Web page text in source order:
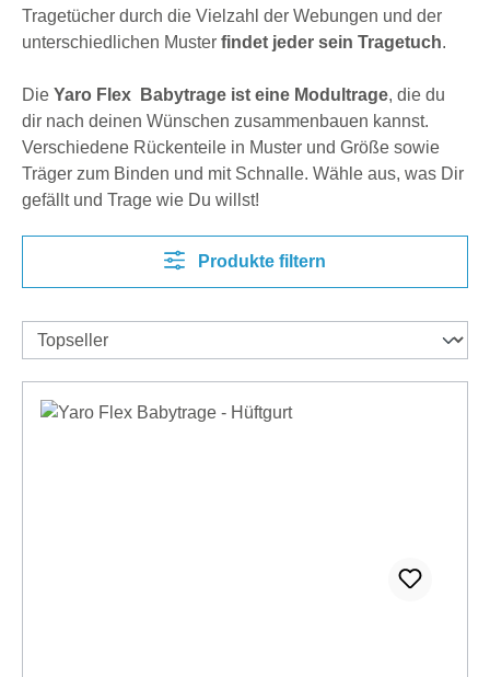
Tragetücher durch die Vielzahl der Webungen und der
unterschiedlichen Muster findet jeder sein Tragetuch.
Die Yaro Flex Babytrage ist eine Modultrage, die du
dir nach deinen Wünschen zusammenbauen kannst.
Verschiedene Rückenteile in Muster und Größe sowie
Träger zum Binden und mit Schnalle. Wähle aus, was Dir
gefällt und Trage wie Du willst!
Produkte filtern